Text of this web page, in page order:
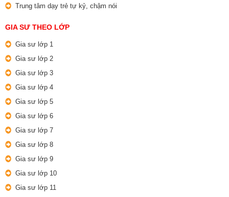
Trung tâm dạy trẻ tự kỷ, chậm nói
GIA SƯ THEO LỚP
Gia sư lớp 1
Gia sư lớp 2
Gia sư lớp 3
Gia sư lớp 4
Gia sư lớp 5
Gia sư lớp 6
Gia sư lớp 7
Gia sư lớp 8
Gia sư lớp 9
Gia sư lớp 10
Gia sư lớp 11